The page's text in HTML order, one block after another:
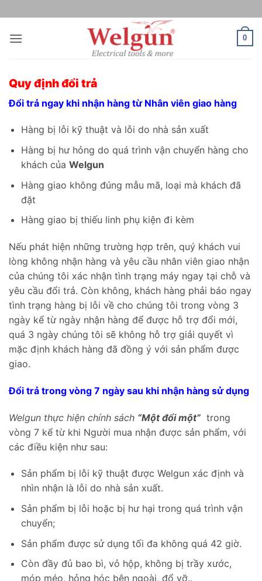
qua
nội
0
Quy định đổi trả
Đổi trả ngay khi nhận hàng từ Nhân viên giao hàng
Hàng bị lỗi kỹ thuật và lỗi do nhà sản xuất
Hàng bị hư hỏng do quá trình vận chuyển hàng cho
khách của Welgun
Hàng giao không đúng mẫu mã, loại mà khách đã
đặt
Hàng giao bị thiếu linh phụ kiện đi kèm
Nếu phát hiện những trường hợp trên, quý khách vui
lòng không nhận hàng và yêu cầu nhân viên giao nhận
của chúng tôi xác nhận tình trạng máy ngay tại chỗ và
yêu cầu đổi trả. Còn không, khách hàng phải báo ngay
tình trạng hàng bị lỗi về cho chúng tôi trong vòng 3
ngày kể từ ngày nhận hàng để được hỗ trợ đổi mới,
quá 3 ngày chúng tôi sẽ không hỗ trợ giải quyết vì
mặc định khách hàng đã đồng ý với sản phẩm được
giao.
Đổi trả trong vòng 7 ngày sau khi nhận hàng sử dụng
Welgun thực hiện chính sách “Một đổi một” trong
vòng 7 kể từ khi Người mua nhận được sản phẩm, với
các điều kiện như sau:
Sản phẩm bị lỗi kỹ thuật được Welgun xác định và
nhìn nhận là lỗi do nhà sản xuất.
Sản phẩm bị lỗi hoặc bị hư hại trong quá trình vận
chuyển;
Sản phẩm được sử dụng tối đa không quá 42 giờ.
Còn đầy đủ bao bì, vỏ hộp, không bị trầy xước,
móp méo, hỏng hóc bên ngoài, đổ vỡ..